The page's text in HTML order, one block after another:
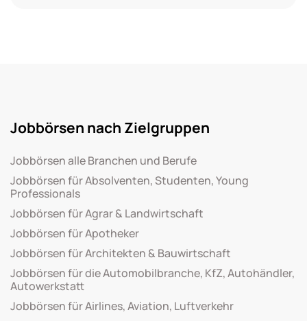
Jobbörsen nach Zielgruppen
Jobbörsen alle Branchen und Berufe
Jobbörsen für Absolventen, Studenten, Young
Professionals
Jobbörsen für Agrar & Landwirtschaft
Jobbörsen für Apotheker
Jobbörsen für Architekten & Bauwirtschaft
Jobbörsen für die Automobilbranche, KfZ, Autohändler,
Autowerkstatt
Jobbörsen für Airlines, Aviation, Luftverkehr